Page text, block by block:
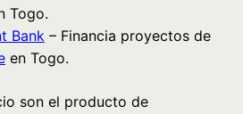
Togo.
Bank – Financia proyectos de
en Togo.
son el producto de